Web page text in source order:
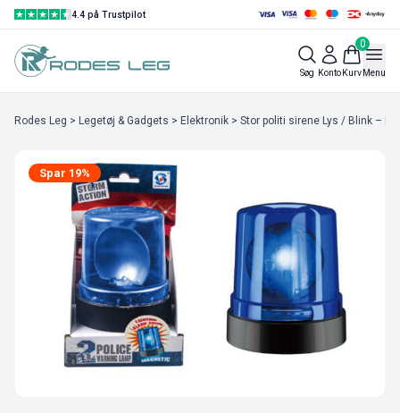
4.4 på Trustpilot
Søg Konto
0
KurvMenu
Rodes Leg > Legetøj & Gadgets > Elektronik > Stor politi sirene Lys / Blink –
Spar 19%